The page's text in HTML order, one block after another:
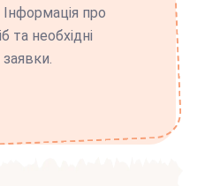
про
та необхідні